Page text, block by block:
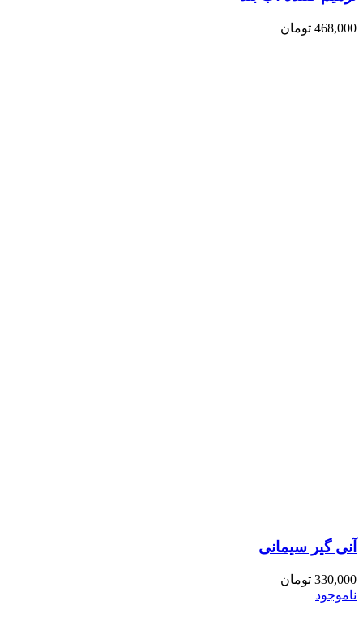
468,000 تومان
آنی گیر سیمانی
330,000 تومان
ناموجود